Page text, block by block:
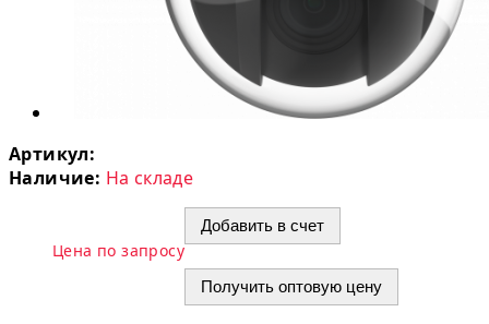
Артикул:
Наличие: На складе
Цена по запросу
Добавить в счет
Получить оптовую цену